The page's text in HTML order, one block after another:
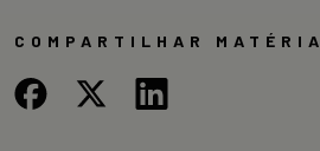
COMPARTILHAR MATÉRIA